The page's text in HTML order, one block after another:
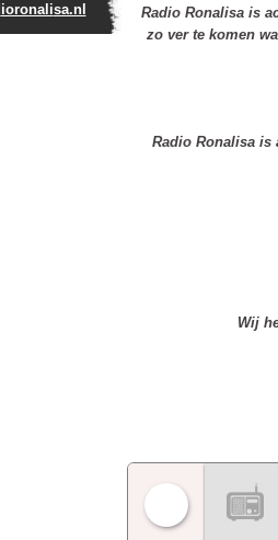
Radio Ronalisa is
zo ver te komen
Radio Ronalisa is
Wij
ioronalisa.nl